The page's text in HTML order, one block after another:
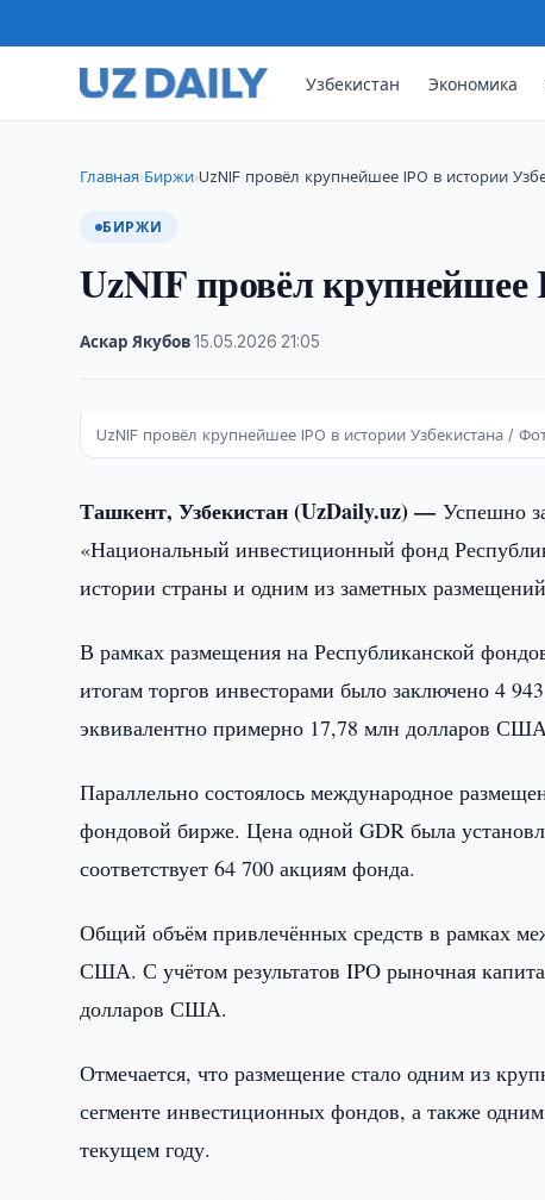
Узбекистан Экономика
Главная›Биржи›UzNIF провёл крупнейшее IPO в истории
БИРЖИ
UzNIF провёл крупнейшее
Аскар Якубов·15.05.2026 21:05
UzNIF провёл крупнейшее IPO в истории Узбекистана /
Ташкент, Узбекистан (UzDaily.uz) —Успешно
«Национальный инвестиционный фонд
истории страны и одним из заметных
В рамках размещения на Республиканской
итогам торгов инвесторами было заключено 4
эквивалентно примерно 17,78 млн долларов
Параллельно состоялось международное
фондовой бирже. Цена одной GDR была
соответствует 64 700 акциям фонда.
Общий объём привлечённых средств в рамках
США. С учётом результатов IPO рыночная
долларов США.
Отмечается, что размещение стало одним из
сегменте инвестиционных фондов, а также
текущем году.